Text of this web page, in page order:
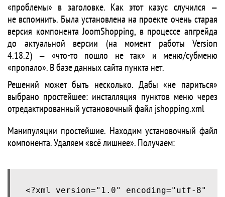
«проблемы» в заголовке. Как этот казус случился —
не вспомнить. Была установлена на проекте очень старая
версия компонента JoomShopping, в процессе апгрейда
до актуальной версии (на момент работы Version
4.18.2) — «что-то пошло не так» и меню/субменю
«пропало». В базе данных сайта пункта нет.
Решений может быть несколько. Дабы «не париться»
выбрано простейшее: инсталляция пунктов меню через
отредактированный установочный файл jshopping.xml
Манипуляции простейшие. Находим установочный файл
компонента. Удаляем «всё лишнее». Получаем:
<?xml version="1.0" encoding="utf-8"?>